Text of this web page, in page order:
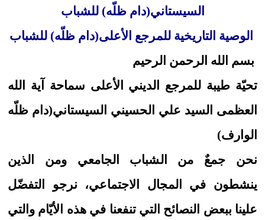
السيستاني(دام ظلّه) للشباب
الوصية التاريخية للمرجع الأعلى(دام ظلّه) للشباب
بسم الله الرحمن الرحيم
تحيّة طيبة للمرجع الديني الأعلى سماحة آية الله
العظمى السيد علي الحسيني السيستاني(دام ظلّه
الوارف)
نحن جمعٌ من الشباب الجامعي ومن الذين
ينشطون في المجال الاجتماعي، نرجو التفضّل
علينا ببعض النصائح التي تنفعنا في هذه الأيّام والتي